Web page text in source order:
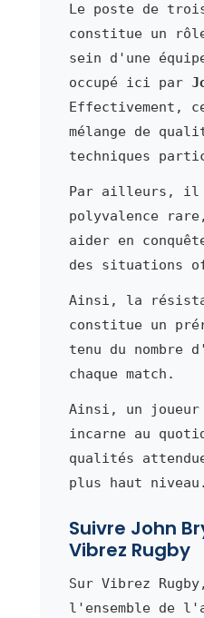
Le poste de
constitue un
sein d'une
occupé ici par
Effectivement,
mélange de
techniques
Par ailleurs, il
polyvalence
aider en
des situations
Ainsi, la
constitue un
tenu du nombre
chaque match.
Ainsi, un joueur
incarne au
qualités
plus haut niveau.
Suivre John
Vibrez Rugby
Sur Vibrez
l'ensemble de